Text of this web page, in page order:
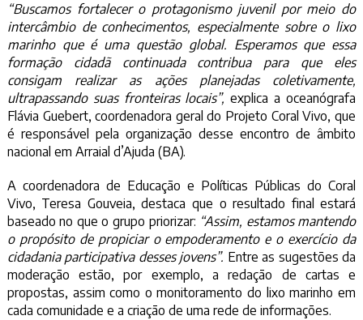
“Buscamos fortalecer o protagonismo juvenil por meio do
intercâmbio de conhecimentos, especialmente sobre o lixo
marinho que é uma questão global. Esperamos que essa
formação cidadã continuada contribua para que eles
consigam realizar as ações planejadas coletivamente,
ultrapassando suas fronteiras locais”, explica a oceanógrafa
Flávia Guebert, coordenadora geral do Projeto Coral Vivo, que
é responsável pela organização desse encontro de âmbito
nacional em Arraial d’Ajuda (BA).
A coordenadora de Educação e Políticas Públicas do Coral
Vivo, Teresa Gouveia, destaca que o resultado final estará
baseado no que o grupo priorizar: “Assim, estamos mantendo
o propósito de propiciar o empoderamento e o exercício da
cidadania participativa desses jovens”. Entre as sugestões da
moderação estão, por exemplo, a redação de cartas e
propostas, assim como o monitoramento do lixo marinho em
cada comunidade e a criação de uma rede de informações.